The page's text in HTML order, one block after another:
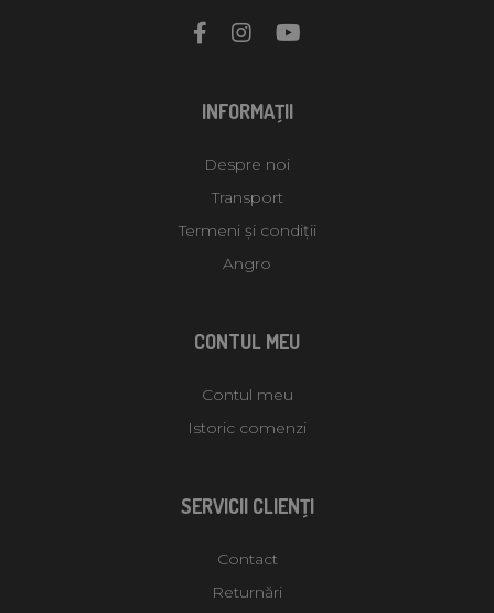
INFORMAŢII
Despre noi
Transport
Termeni și condiții
Angro
CONTUL MEU
Contul meu
Istoric comenzi
SERVICII CLIENŢI
Contact
Returnări